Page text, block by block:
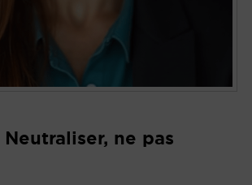
ne pas